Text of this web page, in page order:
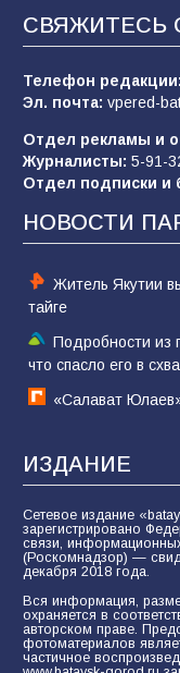
«Слухами
отчаяние, а не
83
Командовал
60
СВЯЖИТЕСЬ
Телефон редакции:
Эл. почта: vpered-
Отдел рекламы и
Журналисты: 5-91-
Отдел подписки и
НОВОСТИ
Житель Якутии
тайге
Подробности из
что спасло его в
«Салават
ИЗДАНИЕ
Сетевое издание
зарегистрировано
связи,
(Роскомнадзор) —
декабря 2018 года.
Вся информация,
охраняется в
авторском праве.
фотоматериалов
частичное